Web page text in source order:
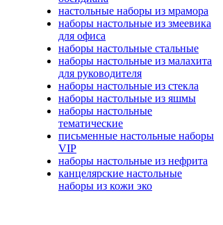
настольные наборы из мрамора
наборы настольные из змеевика
для офиса
наборы настольные стальные
наборы настольные из малахита
для руководителя
наборы настольные из стекла
наборы настольные из яшмы
наборы настольные
тематические
письменные настольные наборы
VIP
наборы настольные из нефрита
канцелярские настольные
наборы из кожи эко